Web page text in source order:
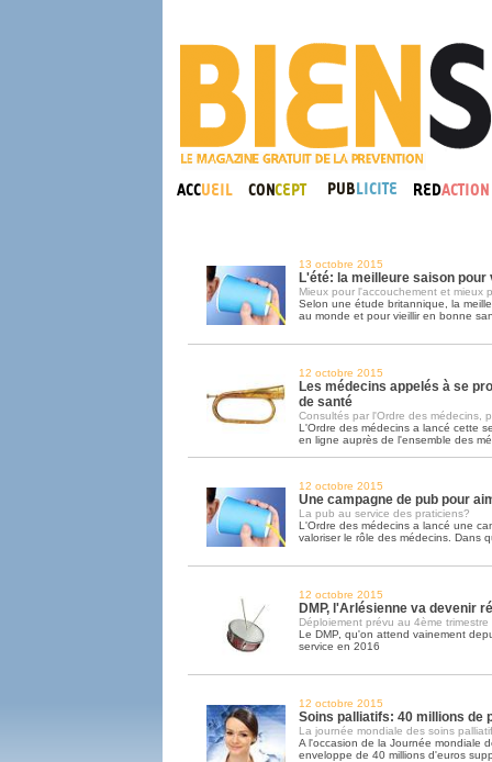
13 octobre 2015
L'été: la meilleure saison pour
Mieux pour l'accouchement et mieux
Selon une étude britannique, la
au monde et pour vieillir en bonne
12 octobre 2015
Les médecins appelés à se
de santé
Consultés par l'Ordre des médecins,
L'Ordre des médecins a lancé cette
en ligne auprès de l'ensemble des
12 octobre 2015
Une campagne de pub pour
La pub au service des praticiens?
L'Ordre des médecins a lancé une
valoriser le rôle des médecins. Dans
12 octobre 2015
DMP, l'Arlésienne va devenir
Déploiement prévu au 4ème trimestre
Le DMP, qu'on attend vainement
service en 2016
12 octobre 2015
Soins palliatifs: 40 millions de
La journée mondiale des soins
A l'occasion de la Journée mondiale
enveloppe de 40 millions d'euros